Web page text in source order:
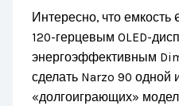
Интересно, что емкость
120-герцевым OLED-
энергоэффективным
сделать Narzo 90 одной
«долгоиграющих»